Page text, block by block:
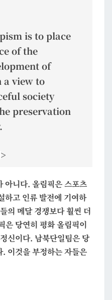
is to place
of the
of
view to
society
preservation
아니다. 올림픽은 스포츠
하고 인류 발전에 기여하
의 메달 경쟁보다 훨씬 더
은 당연히 평화 올림픽이
신이다. 남북단일팀은 당
이것을 부정하는 자들은